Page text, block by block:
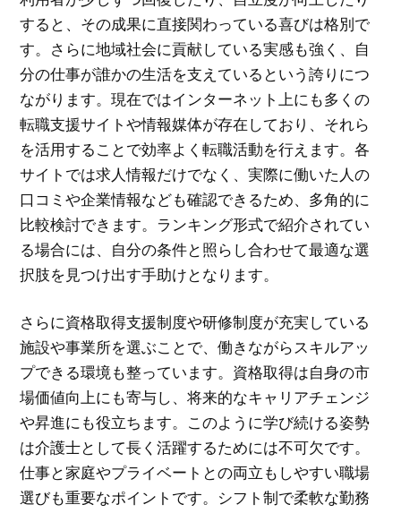
すると、その成果に直接関わっている喜びは格別で
す。さらに地域社会に貢献している実感も強く、自
分の仕事が誰かの生活を支えているという誇りにつ
ながります。現在ではインターネット上にも多くの
転職支援サイトや情報媒体が存在しており、それら
を活用することで効率よく転職活動を行えます。各
サイトでは求人情報だけでなく、実際に働いた人の
口コミや企業情報なども確認できるため、多角的に
比較検討できます。ランキング形式で紹介されてい
る場合には、自分の条件と照らし合わせて最適な選
択肢を見つけ出す手助けとなります。
さらに資格取得支援制度や研修制度が充実している
施設や事業所を選ぶことで、働きながらスキルアッ
プできる環境も整っています。資格取得は自身の市
場価値向上にも寄与し、将来的なキャリアチェンジ
や昇進にも役立ちます。このように学び続ける姿勢
は介護士として長く活躍するためには不可欠です。
仕事と家庭やプライベートとの両立もしやすい職場
選びも重要なポイントです。シフト制で柔軟な勤務